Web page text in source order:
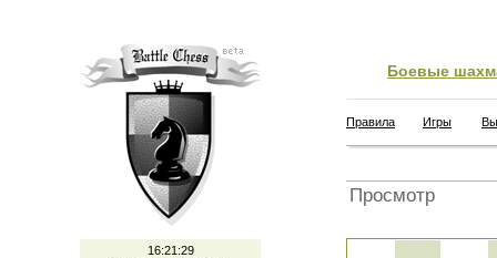
16:21:30
Боевые
Правила Игры
Просмотр